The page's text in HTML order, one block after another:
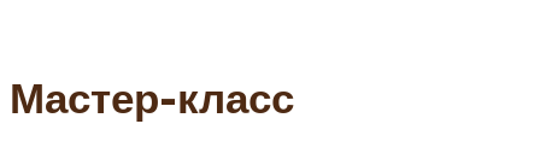
Мастер-класс